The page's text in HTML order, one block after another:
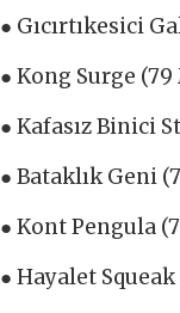
● Gıcırtıkesici
● Kong Surge
● Kafasız Binici
● Bataklık Geni
● Kont Pengula
● Hayalet